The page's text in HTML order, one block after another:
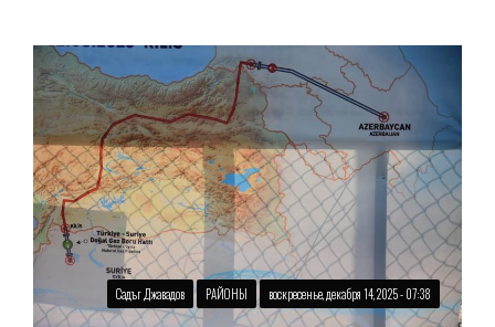
Садъг Джавадов РАЙОНЫ воскресенье, декабря 14, 2025 - 07:38